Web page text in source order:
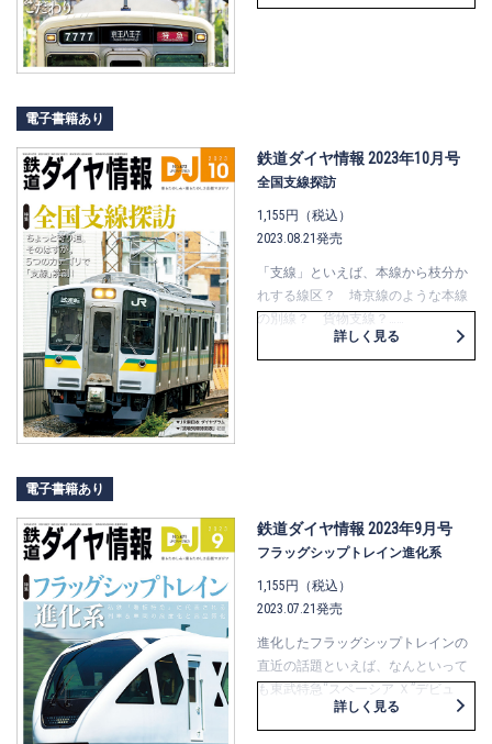
いるのか解説します。また、途中駅
予定。各社クロスシート車両のこだ
わりに迫ります。3ルートをまたぐ多
て、各路線ユーザーによる座談会で
は、3者の日頃の思いを“ぶっちゃ
け”ます。お互いを意識しながら発展
してきた、中央線、西武線、京王
線。三社三様の魅力を見てみましょ
電子書籍あり
鉄道ダイヤ情報 2023年10月号
全国支線探訪
1,155円（税込）
2023.08.21発売
「支線」といえば、本線から枝分か
れする線区？ 埼京線のような本線
の別線？ 貨物支線？……
なかなか、位置づけが難しいので、
元々は本線の支線「元本線」、通勤
支線としての役割、列車の運転方、
沿線の見どころなどを解説します。
こですか？
詳しく見る
電子書籍あり
鉄道ダイヤ情報 2023年9月号
フラッグシップトレイン進化系
1,155円（税込）
2023.07.21発売
進化したフラッグシップトレインの
直近の話題といえば、なんといって
も東武特急“スペーシア Ｘ”デビュ
ー！ ということで、試乗会の様子
を、担当者インタビューを交えつつ
詳しく見る